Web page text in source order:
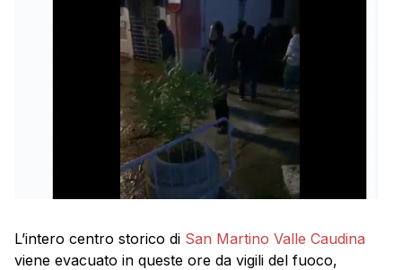
L’intero centro storico di San Martino Valle Caudina
viene evacuato in queste ore da vigili del fuoco,